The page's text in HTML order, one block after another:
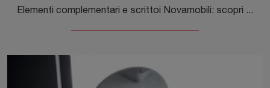
Elementi complementari e scrittoi Novamobili: scopri come valorizzare i tuoi locali moderni con il modello Isola Scrittoio.